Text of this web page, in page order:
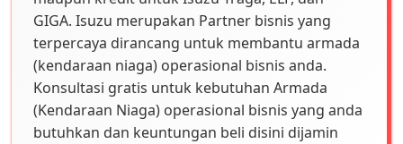
GIGA. Isuzu merupakan Partner bisnis yang
terpercaya dirancang untuk membantu armada
(kendaraan niaga) operasional bisnis anda.
Konsultasi gratis untuk kebutuhan Armada
(Kendaraan Niaga) operasional bisnis yang anda
butuhkan dan keuntungan beli disini dijamin